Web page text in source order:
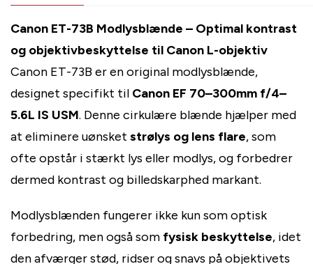
Canon ET-73B Modlysblænde – Optimal kontrast
og objektivbeskyttelse til Canon L-objektiv
Canon ET-73B er en original modlysblænde,
designet specifikt til Canon EF 70–300mm f/4–
5.6L IS USM. Denne cirkulære blænde hjælper med
at eliminere uønsket strølys og lens flare, som
ofte opstår i stærkt lys eller modlys, og forbedrer
dermed kontrast og billedskarphed markant.
Modlysblænden fungerer ikke kun som optisk
forbedring, men også som fysisk beskyttelse, idet
den afværger stød, ridser og snavs på objektivets